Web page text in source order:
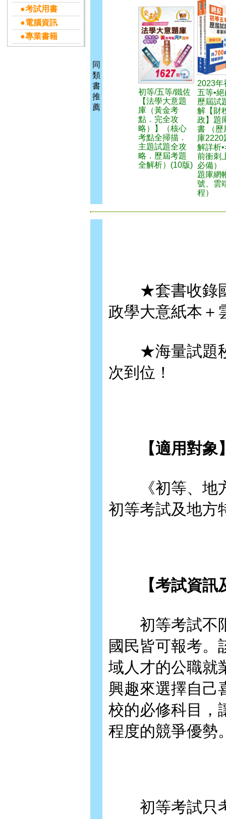
●考試用書
●電腦資訊
●專業書籍
同
類
書
推
薦
初等/五等/鐵佐
【法學大意題
庫（黃金考
點．完全攻
略）】（核心
考點全掃描．
主題試題全攻
略．歷屆考題
全解析）(10版)
2023年
五等•
歷屆試
解【財
政】題
書 （歷
庫2220
解詳析
前衝刺
必備）
題庫網
號、雲
程）
★套書收錄
政學大意紙本＋
★海量試題秒
次到位！
【適用對象
《初等、地方
初等考試及地方
【考試資訊
初等考試不限
國民皆可報考。
域人才的公職就
興趣來選擇自己
校的必修科目，
程度的競爭優勢
初等考試只考